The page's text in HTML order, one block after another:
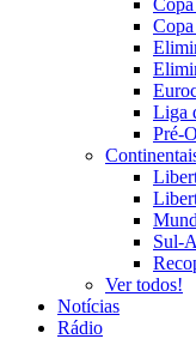
Liga
Pré-
Sul-
Ver todos!
Notícias
Rádio